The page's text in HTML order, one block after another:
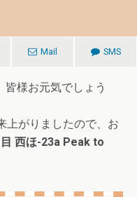
Mail SMS
様お元気でしょう
上がりましたので、お
西ほ-23a Peak to